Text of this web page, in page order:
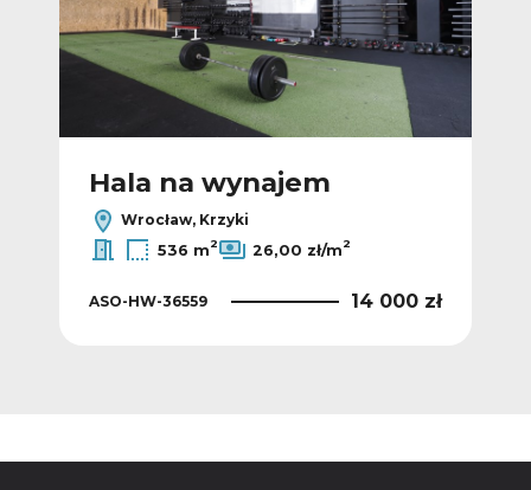
Hala na wynajem
Wrocław, Krzyki
536 m2 26,00 zł/m2
ASO-HW-36559 14 000 zł